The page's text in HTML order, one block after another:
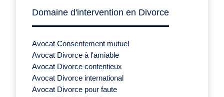
Domaine d'intervention en Divorce
Avocat Consentement mutuel
Avocat Divorce à l'amiable
Avocat Divorce contentieux
Avocat Divorce international
Avocat Divorce pour faute